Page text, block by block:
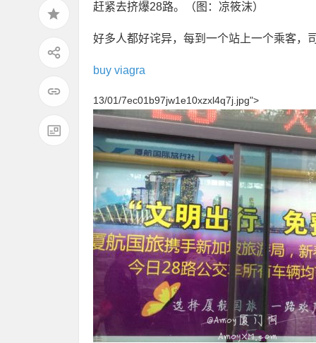
赶紧去挤爆28路。（图：凉筱沫）
好多人都好诧异，每到一个站上一个乘客，
buy viagra
13/01/7ec01b97jw1e10xzxl4q7j.jpg">
Magnific(Freepik)会员到期后是
吗？